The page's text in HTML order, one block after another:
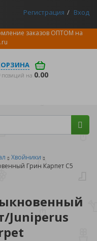
Регистрация Вход
заказов ОПТОМ на
позиций на 0.00
Хвойники
Грин Карпет С5
Juniperus